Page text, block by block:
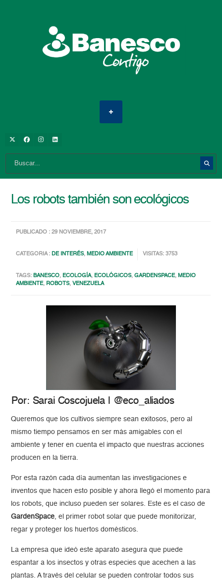
Los robots también son ecológicos
PUBLICADO : 29 NOVIEMBRE, 2017
CATEGORIA :DE INTERÉS,MEDIO AMBIENTE VISITAS: 3753
TAGS:BANESCO, ECOLOGÍA, ECOLÓGICOS,GARDENSPACE,MEDIO
AMBIENTE, ROBOTS,VENEZUELA
Por: Sarai Coscojuela | @eco_aliados
Queremos que los cultivos siempre sean exitosos, pero al
mismo tiempo pensamos en ser más amigables con el
ambiente y tener en cuenta el impacto que nuestras acciones
producen en la tierra.
Por esta razón cada día aumentan las investigaciones e
inventos que hacen esto posible y ahora llegó el momento para
los robots, que incluso pueden ser solares. Este es el caso de
GardenSpace, el primer robot solar que puede monitorizar,
regar y proteger los huertos domésticos.
La empresa que ideó este aparato asegura que puede
espantar a los insectos y otras especies que acechen a las
plantas. A través del celular se pueden controlar todos sus